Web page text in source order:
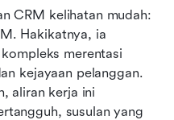
CRM kelihatan mudah:
Hakikatnya, ia
merentasi
kejayaan pelanggan.
aliran kerja ini
susulan yang